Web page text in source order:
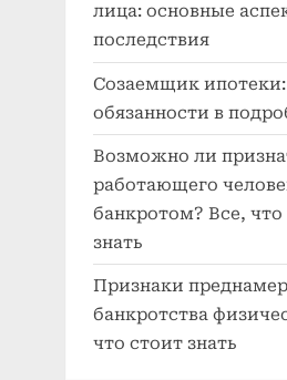
лица: основные
последствия
Созаемщик ипотеки:
обязанности в
Возможно ли
работающего
банкротом? Все,
знать
Признаки
банкротства
что стоит знать